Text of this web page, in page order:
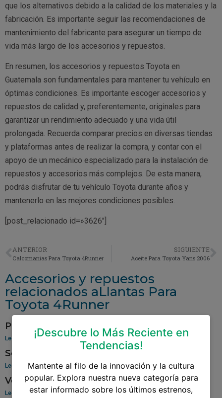
que los alternativos debido a la calidad de los materiales y la
fabricación. Es importante seguir las recomendaciones de
mantenimiento del fabricante para asegurar un tiempo de
vida más largo de los accesorios y repuestos.
En resumen, los accesorios y repuestos Toyota en
Guatemala son fundamentales para mantener tu vehículo en
óptimas condiciones. Es importante escoger accesorios y
repuestos de calidad y, preferentemente, originales para
garantizar un rendimiento adecuado y una vida útil
prolongada. Recuerda comparar precios en diversas tiendas
y plataformas antes de realizar la compra, y contar con el
apoyo de un mecánico especializado para la instalación de
repuestos y accesorios más complejos. De esta manera,
podrás disfrutar de tu vehículo Toyota durante años y
mantenerlo en las mejores condiciones posibles.
[post_relacionado id=»3626″]
ANTERIOR
Calcomanias Para Toyota 4Runner
SIGUIENTE
Aceite Para Toyota Yaris 2006
Accesorios y repuestos
relacionados aLlantas Para
Toyota 4Runner
Pantalla Para Toyota Yaris
Leer más »
Sensor De Oxigeno Para Toyota Corolla
Leer más »
Venta De Aros Para Toyota Hilux
Leer más »
¡Descubre lo Más Reciente en
Tendencias!
Mantente al filo de la innovación y la cultura
popular. Explora nuestra nueva categoría para
estar informado sobre los últimos estrenos,